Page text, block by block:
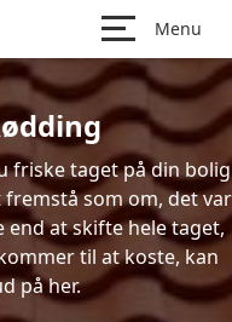
Menu
friske taget på din bolig
som om, det var
at skifte hele taget,
til at koste, kan
på her.